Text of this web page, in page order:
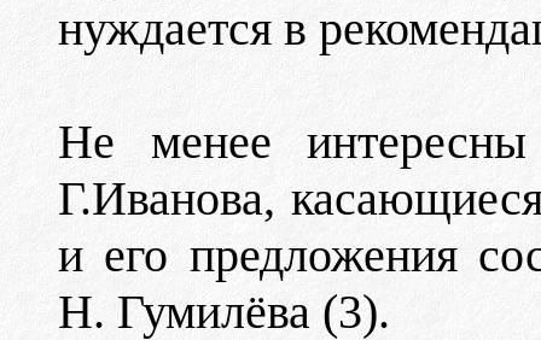
нуждается в
Не менее
Г.Иванова,
и его предложения
Н. Гумилёва (3).